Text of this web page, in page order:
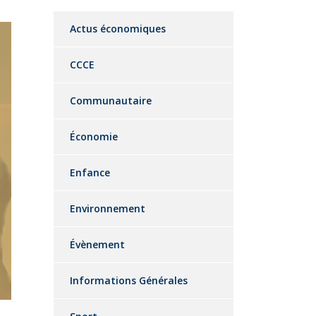
Actus économiques
CCCE
Communautaire
Économie
Enfance
Environnement
Évènement
Informations Générales